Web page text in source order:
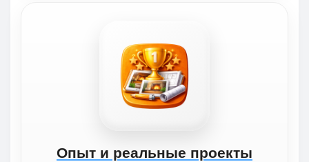
Опыт и реальные проекты